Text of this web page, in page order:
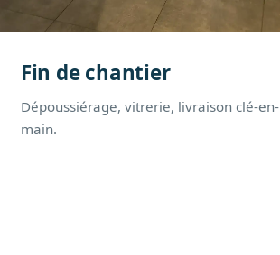
Fin de chantier
Dépoussiérage, vitrerie, livraison clé-en-
main.